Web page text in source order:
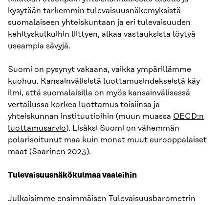
kysytään tarkemmin tulevaisuusnäkemyksistä
suomalaiseen yhteiskuntaan ja eri tulevaisuuden
kehityskulkuihin liittyen, alkaa vastauksista löytyä
useampia sävyjä.
Suomi on pysynyt vakaana, vaikka ympärillämme
kuohuu. Kansainvälisistä luottamusindekseistä käy
ilmi, että suomalaisilla on myös kansainvälisessä
vertailussa korkea luottamus toisiinsa ja
yhteiskunnan instituutioihin (muun muassa OECD:n
luottamusarvio). Lisäksi Suomi on vähemmän
polarisoitunut maa kuin monet muut eurooppalaiset
maat (Saarinen 2023).
Tulevaisuusnäkökulmaa vaaleihin
Julkaisimme ensimmäisen Tulevaisuusbarometrin